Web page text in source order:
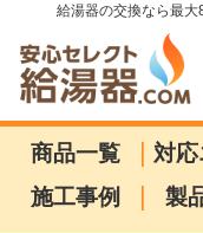
給湯器の交換なら最
商品一覧 | 対
施工事例
| 製